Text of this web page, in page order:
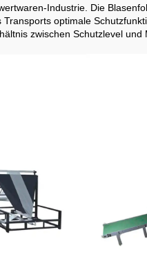
Industrie. Die
optimale
zwischen Schutzlevel